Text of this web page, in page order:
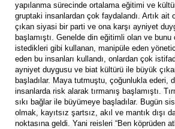
yapılanma sürecinde ortalama eğitimi ve
gruptaki insanlardan çok faydalandı. Artık ait
çıkan siyasi bir parti ve ona karşı ayniyet
başlamıştı. Genelde din eğitimli olan ve
istedikleri gibi kullanan, manipüle eden
eden bu insanları kullandı, onlardan çok
ayniyet duygusu ve biat kültürü ile büyük
başladılar. Maya tutmuştu, çoğunlukla ederi,
insanlarda risk alarak tırmanış başlamıştı.
sıkı bağlar ile büyümeye başladılar. Bugün
olmak, kayıtsız şartsız, akıl ve mantık dışı
noktasına geldi. Yani reisleri “Ben köprüden